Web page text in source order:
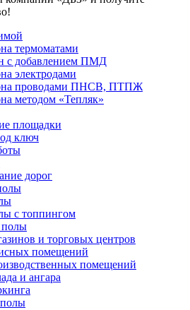
термоматами
с добавлением ПМД
электродами
проводами ПНСВ, ПТПЖ
методом «Тепляк»
площадки
ключ
дорог
с топпингом
и торговых центров
помещений
помещений
и ангара